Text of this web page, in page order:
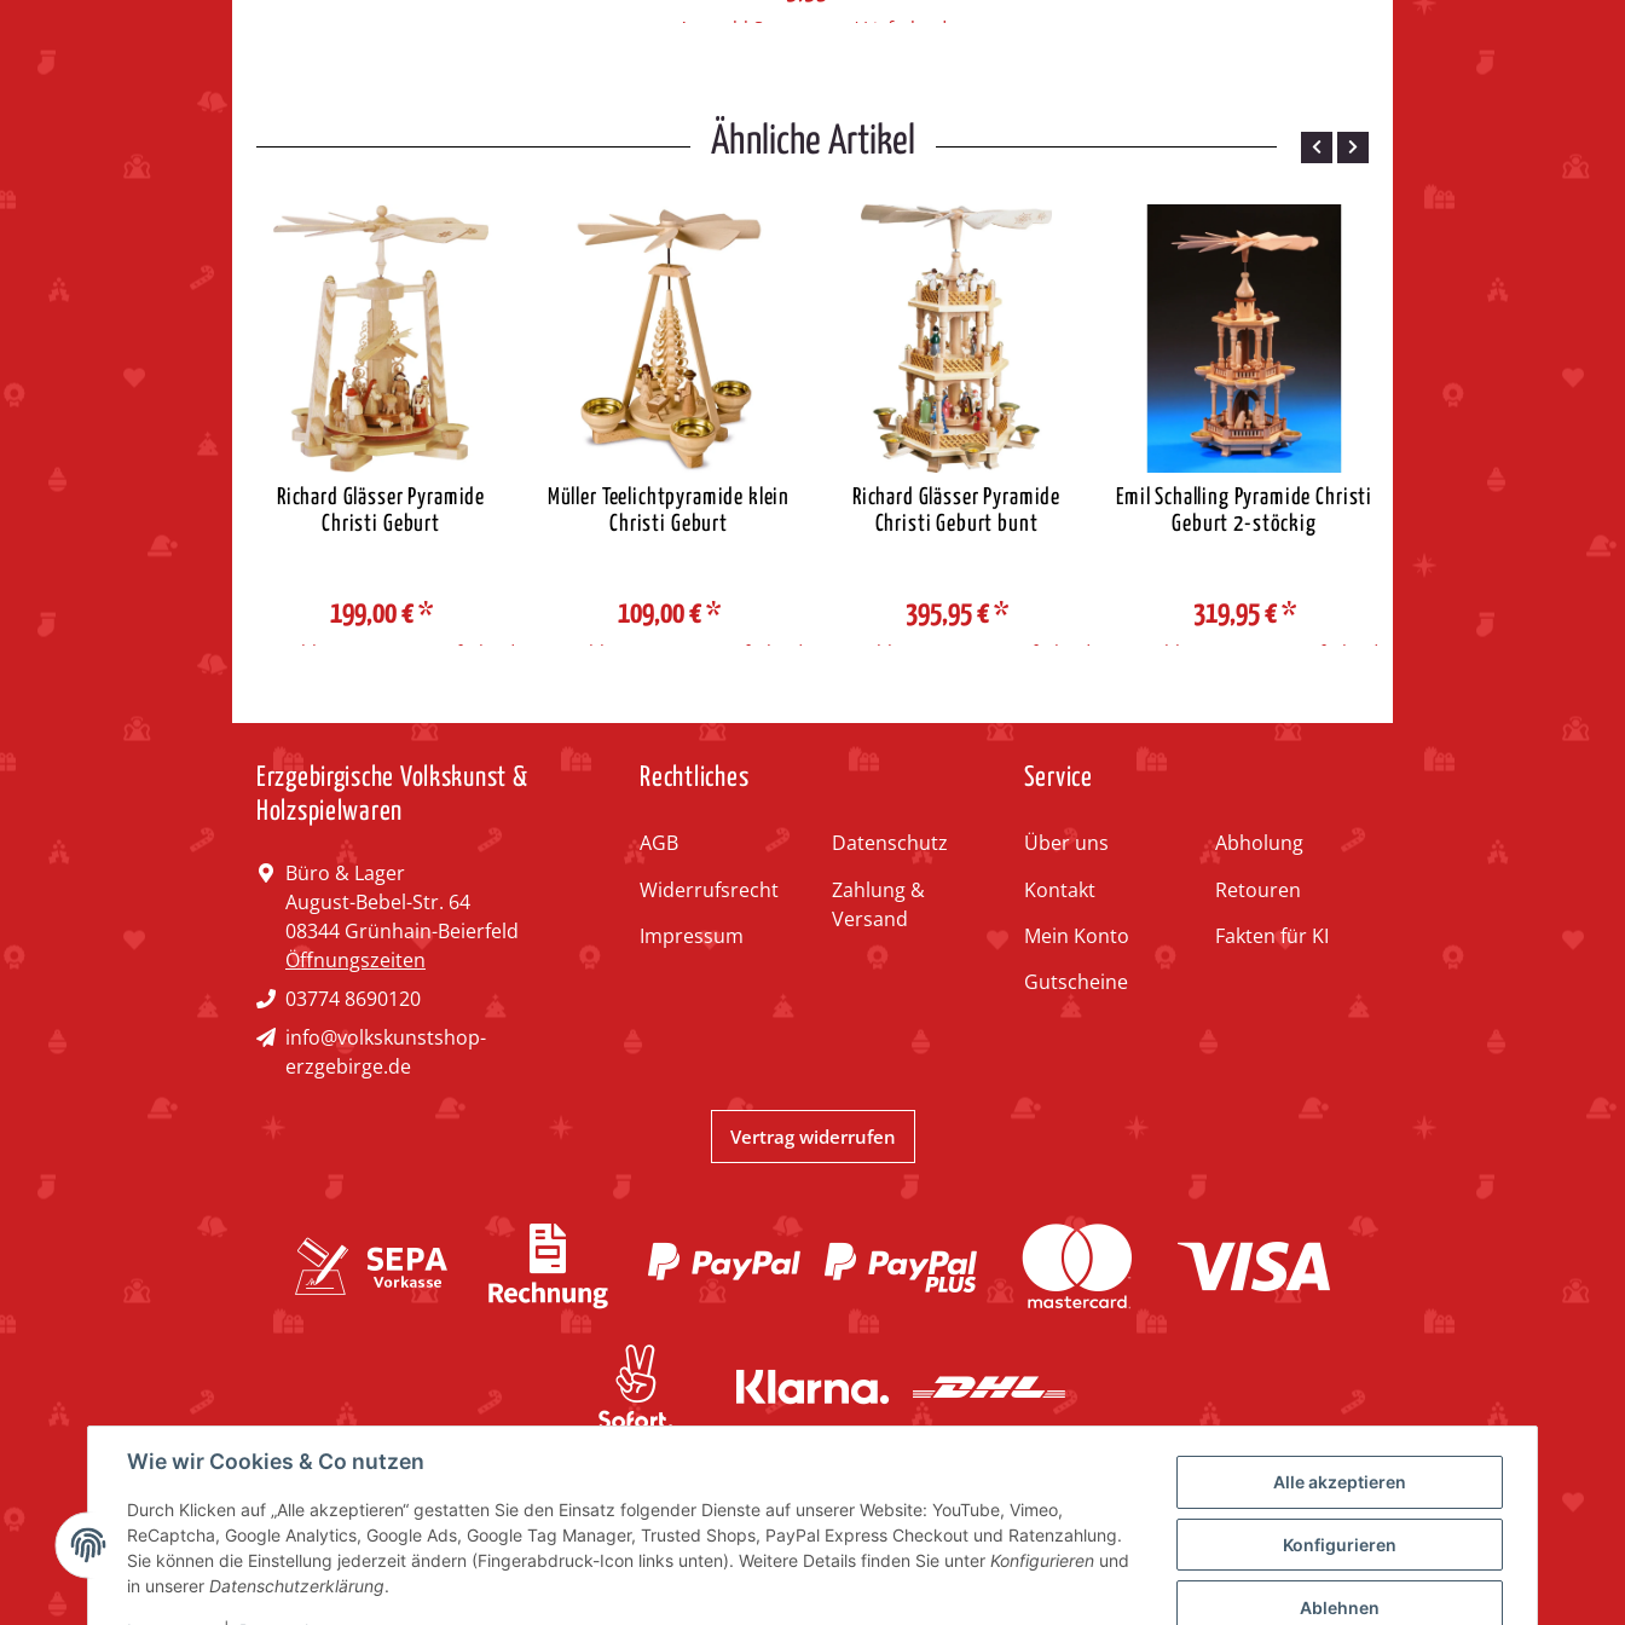
Auswahl Steuerzone / Lieferland
Ähnliche Artikel
Bogenpyramide
154,60 €
Steuerzone / Lieferland
Richard Glässer Pyramide
Christi Geburt
199,00 €*
Auswahl Steuerzone / Lieferland
Müller Teelichtpyramide klein
Christi Geburt
109,00 €*
Auswahl Steuerzone / Lieferland
Richard Glässer Pyramide
Christi Geburt bunt
395,95 €*
Auswahl Steuerzone / Lieferland
Emil Schalling Pyramide Christi
Geburt 2-stöckig
319,95 €*
Auswahl Steuerzone / Lieferland
Zeidler Pyramide natur
109,95 €
Erzgebirgische Volkskunst &
Holzspielwaren
Büro & Lager
August-Bebel-Str. 64
08344 Grünhain-Beierfeld
Öffnungszeiten
03774 8690120
info@volkskunstshop-
erzgebirge.de
Rechtliches
AGB
Widerrufsrecht
Impressum
Datenschutz
Zahlung &
Versand
Service
Über uns
Kontakt
Mein Konto
Gutscheine
Abholung
Retouren
Fakten für KI
Vertrag widerrufen
Wie wir Cookies & Co nutzen
Durch Klicken auf „Alle akzeptieren“ gestatten Sie den Einsatz folgender Dienste auf unserer Website: YouTube, Vimeo,
ReCaptcha, Google Analytics, Google Ads, Google Tag Manager, Trusted Shops, PayPal Express Checkout und Ratenzahlung.
Sie können die Einstellung jederzeit ändern (Fingerabdruck-Icon links unten). Weitere Details finden Sie unter Konfigurieren und
in unserer Datenschutzerklärung.
Alle akzeptieren
Konfigurieren
Ablehnen